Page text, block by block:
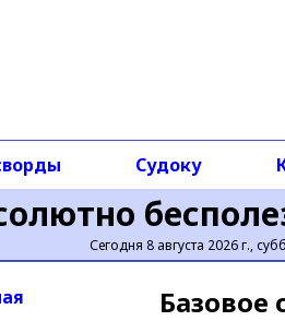
Сегодня 8 августа 2026 г.,
Судоку
Базовое